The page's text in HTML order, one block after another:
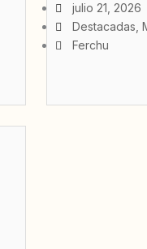
julio 21, 2026
Destacadas
Ferchu